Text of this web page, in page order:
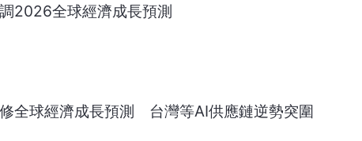
2026全球經濟成長預測
全球經濟成長預測 台灣等AI供應鏈逆勢突圍